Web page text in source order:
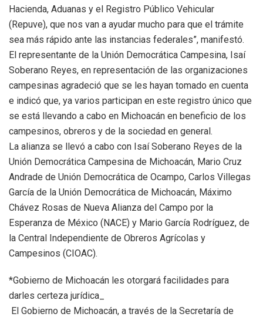
Hacienda, Aduanas y el Registro Público Vehicular
(Repuve), que nos van a ayudar mucho para que el trámite
sea más rápido ante las instancias federales”, manifestó.
El representante de la Unión Democrática Campesina, Isaí
Soberano Reyes, en representación de las organizaciones
campesinas agradeció que se les hayan tomado en cuenta
e indicó que, ya varios participan en este registro único que
se está llevando a cabo en Michoacán en beneficio de los
campesinos, obreros y de la sociedad en general.
La alianza se llevó a cabo con Isaí Soberano Reyes de la
Unión Democrática Campesina de Michoacán, Mario Cruz
Andrade de Unión Democrática de Ocampo, Carlos Villegas
García de la Unión Democrática de Michoacán, Máximo
Chávez Rosas de Nueva Alianza del Campo por la
Esperanza de México (NACE) y Mario García Rodríguez, de
la Central Independiente de Obreros Agrícolas y
Campesinos (CIOAC).
*Gobierno de Michoacán les otorgará facilidades para
darles certeza jurídica_
El Gobierno de Michoacán, a través de la Secretaría de